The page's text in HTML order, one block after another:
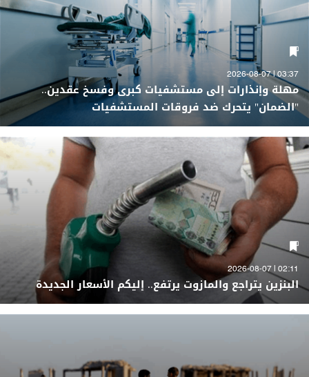
03:37 | 2026-08-07
مهلة وإنذارات إلى مستشفيات كبرى وفسخ عقدين..
"الضمان" يتحرك ضد فروقات المستشفيات
02:11 | 2026-08-07
البنزين يتراجع والمازوت يرتفع.. إليكم الأسعار الجديدة